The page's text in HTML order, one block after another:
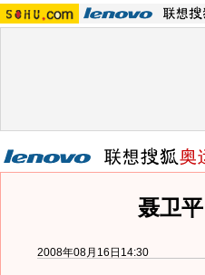
聂卫
2008年08月16日14:30